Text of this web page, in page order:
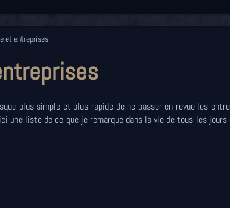
et entreprises
plus simple et plus rapide de ne passer en revue les
une liste de ce que je remarque dans la vie de tous les